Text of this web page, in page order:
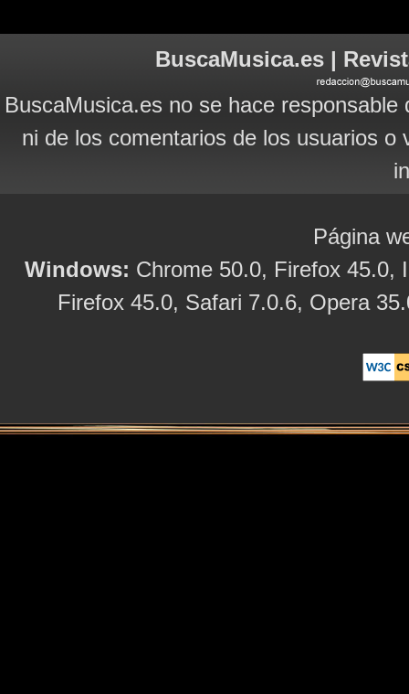
BuscaMusica.es |
BuscaMusica.es no se hace
ni de los comentarios de los usuarios
Página
Windows: Chrome 50.0, Firefox 45.0,
Firefox 45.0, Safari 7.0.6, Opera